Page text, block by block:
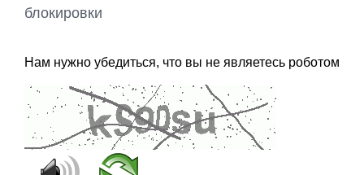
блокировки
Нам нужно убедиться, что вы не являетесь роботом